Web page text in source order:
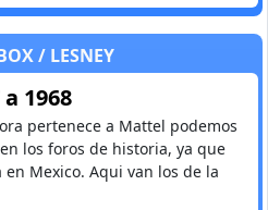
/ LESNEY
1968
pertenece a Mattel podemos
los foros de historia, ya que
Mexico. Aqui van los de la